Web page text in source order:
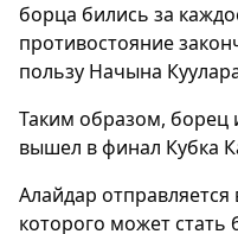
борца бились за
противостояние
пользу Начына
Таким образом,
вышел в финал Кубка
Алайдар
которого может